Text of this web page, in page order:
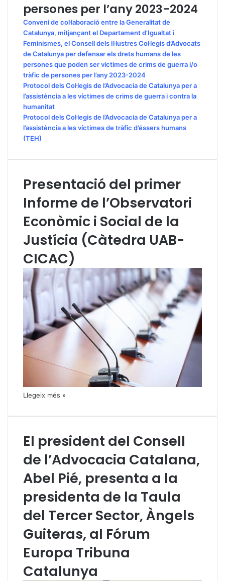
persones per l’any 2023-2024
Conveni de col·laboració entre la Generalitat de
Catalunya, mitjançant el Departament d’Igualtat i
Feminismes, el Consell dels Il·lustres Col·legis d’Advocats
de Catalunya per defensar els drets humans de les
persones que poden ser víctimes de crims de guerra i/o
tràfic de persones per l’any 2023-2024
Protocol dels Col·legis de l’Advocacia de Catalunya per a
l’assistència a les víctimes de crims de guerra i contra la
humanitat
Protocol dels Col·legis de l’Advocacia de Catalunya per a
l’assistència a les víctimes de tràfic d’éssers humans
(TEH)
Presentació del primer
Informe de l’Observatori
Econòmic i Social de la
Justícia (Càtedra UAB-
CICAC)
Llegeix més »
El president del Consell
de l’Advocacia Catalana,
Abel Pié, presenta a la
presidenta de la Taula
del Tercer Sector, Àngels
Guiteras, al Fórum
Europa Tribuna
Catalunya